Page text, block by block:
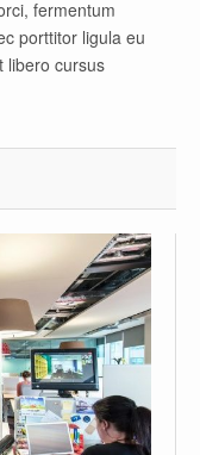
fermentum
porttitor ligula eu
libero cursus